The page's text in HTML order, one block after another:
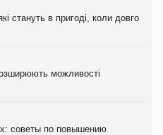
стануть в пригоді, коли довго
можливості
советы по повышению